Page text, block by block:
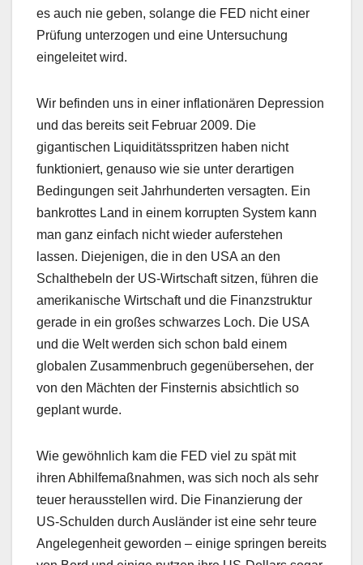
es auch nie geben, solange die FED nicht einer
Prüfung unterzogen und eine Untersuchung
eingeleitet wird.
Wir befinden uns in einer inflationären Depression
und das bereits seit Februar 2009. Die
gigantischen Liquiditätsspritzen haben nicht
funktioniert, genauso wie sie unter derartigen
Bedingungen seit Jahrhunderten versagten. Ein
bankrottes Land in einem korrupten System kann
man ganz einfach nicht wieder auferstehen
lassen. Diejenigen, die in den USA an den
Schalthebeln der US-Wirtschaft sitzen, führen die
amerikanische Wirtschaft und die Finanzstruktur
gerade in ein großes schwarzes Loch. Die USA
und die Welt werden sich schon bald einem
globalen Zusammenbruch gegenübersehen, der
von den Mächten der Finsternis absichtlich so
geplant wurde.
Wie gewöhnlich kam die FED viel zu spät mit
ihren Abhilfemaßnahmen, was sich noch als sehr
teuer herausstellen wird. Die Finanzierung der
US-Schulden durch Ausländer ist eine sehr teure
Angelegenheit geworden – einige springen bereits